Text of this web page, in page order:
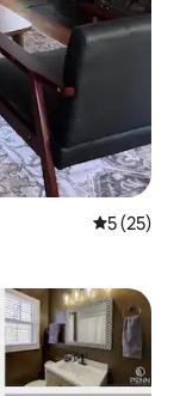
5 ud af 5 i
5 (25)